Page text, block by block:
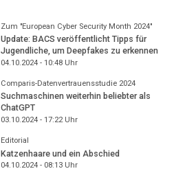
Zum "European Cyber Security Month 2024"
Update: BACS veröffentlicht Tipps für
Jugendliche, um Deepfakes zu erkennen
04.10.2024 - 10:48Uhr
Comparis-Datenvertrauensstudie 2024
Suchmaschinen weiterhin beliebter als
ChatGPT
03.10.2024 - 17:22Uhr
Editorial
Katzenhaare und ein Abschied
04.10.2024 - 08:13Uhr